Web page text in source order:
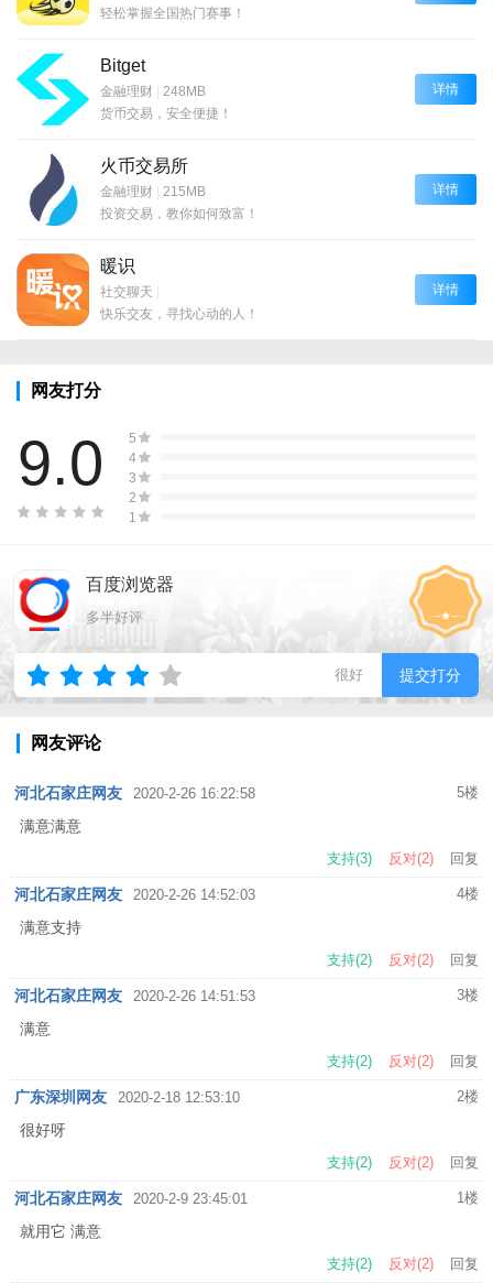
轻松掌握全国热门赛事！
Bitget
金融理财 | 248MB
货币交易，安全便捷！
详情
火币交易所
金融理财 | 215MB
投资交易，教你如何致富！
详情
暖识
社交聊天 |
快乐交友，寻找心动的人！
详情
网友打分
9.0
5
4
3
2
1
百度浏览器
多半好评
很好 提交打分
网友评论
河北石家庄网友 2020-2-26 16:22:58 5楼
满意满意
支持(3) 反对(2) 回复
河北石家庄网友 2020-2-26 14:52:03 4楼
满意支持
支持(2) 反对(2) 回复
河北石家庄网友 2020-2-26 14:51:53 3楼
满意
支持(2) 反对(2) 回复
广东深圳网友 2020-2-18 12:53:10 2楼
很好呀
支持(2) 反对(2) 回复
河北石家庄网友 2020-2-9 23:45:01 1楼
就用它 满意
支持(2) 反对(2) 回复